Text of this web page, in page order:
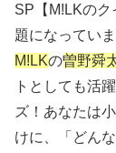
SP【M!LKの
題になってい
M!LKの曽野舜
トとしても活
ズ！あなたは
けに、「どん